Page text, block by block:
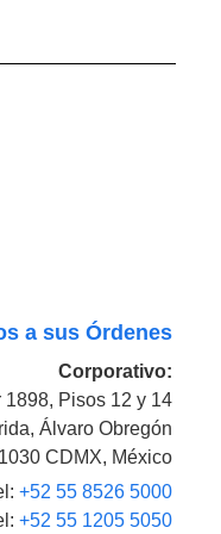
a sus Órdenes
Corporativo:
1898, Pisos 12 y 14
Álvaro Obregón
CDMX, México
+52 55 8526 5000
+52 55 1205 5050